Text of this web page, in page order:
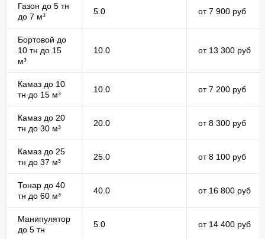
Газон до 5 тн
до 7 м³
5.0 от 7 900 руб
Бортовой до
10 тн до 15
м³
10.0 от 13 300 руб
Камаз до 10
тн до 15 м³
10.0 от 7 200 руб
Камаз до 20
тн до 30 м³
20.0 от 8 300 руб
Камаз до 25
тн до 37 м³
25.0 от 8 100 руб
Тонар до 40
тн до 60 м³
40.0 от 16 800 руб
Манипулятор
до 5 тн
5.0 от 14 400 руб